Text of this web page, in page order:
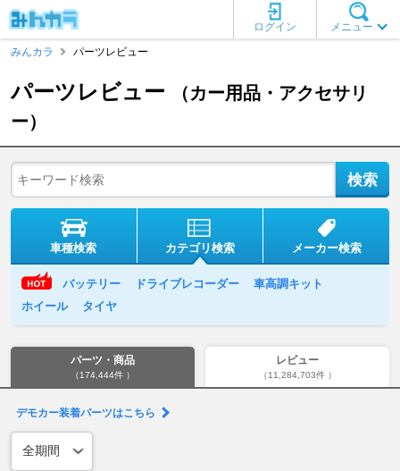
メニュー
ログイン
みんカラ
パーツレビュー
パーツレビュー
（カー用品・アクセサリ
ー）
車種検索 カテゴリ検索 メーカー検索
バッテリー ドライブレコーダー
車高調キット
ホイール
タイヤ
パーツ・商品
（174,444件 ）
レビュー
（11,284,703件 ）
デモカー装着パーツはこちら